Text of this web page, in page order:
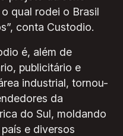
qual rodei o Brasil
conta Custodio.
é, além de
publicitário e
industrial, tornou-
da
do Sul, moldando
e diversos